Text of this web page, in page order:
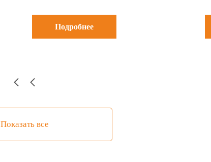
Подробнее
Показать все